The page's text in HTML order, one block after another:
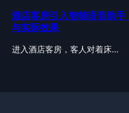
酒店客房引入智能语音助
与实际效果
进入酒店客房，客人对着床…